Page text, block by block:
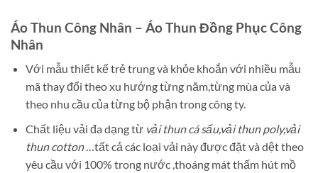
Áo Thun Công Nhân – Áo Thun Đồng Phục Công
Nhân
Với mẫu thiết kế trẻ trung và khỏe khoắn với nhiều mẫu
mã thay đổi theo xu hướng từng năm,từng mùa của và
theo nhu cầu của từng bộ phận trong công ty.
Chất liệu vải đa dạng từ vải thun cá sấu,vải thun poly,vải
thun cotton…tất cả các loại vải này được đặt và dệt theo
yêu cầu với 100% trong nước ,thoáng mát thấm hút mồ